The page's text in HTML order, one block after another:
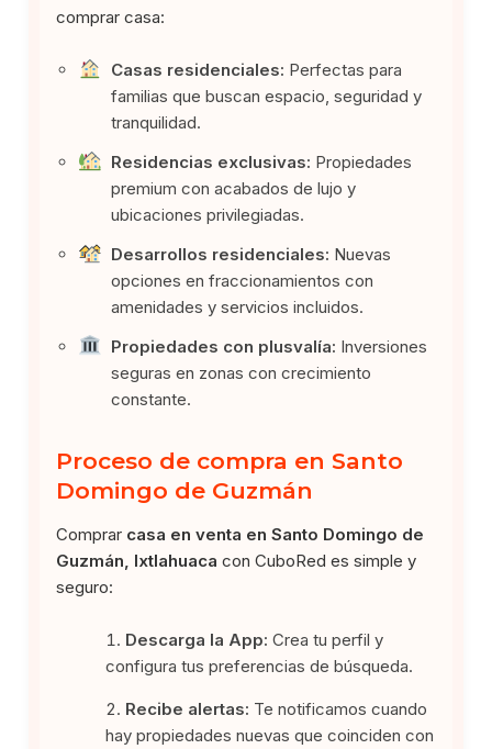
comprar casa:
Casas residenciales: Perfectas para
familias que buscan espacio, seguridad y
tranquilidad.
Residencias exclusivas: Propiedades
premium con acabados de lujo y
ubicaciones privilegiadas.
Desarrollos residenciales: Nuevas
opciones en fraccionamientos con
amenidades y servicios incluidos.
Propiedades con plusvalía: Inversiones
seguras en zonas con crecimiento
constante.
Proceso de compra en Santo
Domingo de Guzmán
Comprar casa en venta en Santo Domingo de
Guzmán, Ixtlahuaca con CuboRed es simple y
seguro:
Descarga la App: Crea tu perfil y
configura tus preferencias de búsqueda.
Recibe alertas: Te notificamos cuando
hay propiedades nuevas que coinciden con